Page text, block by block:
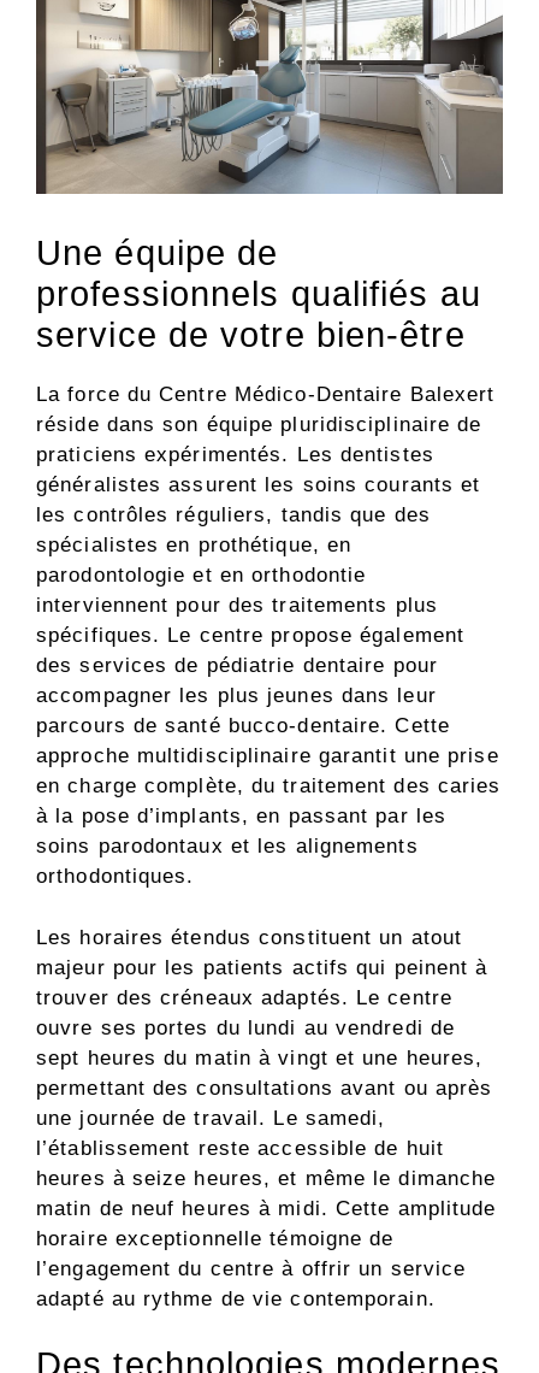
Une équipe de
professionnels qualifiés au
service de votre bien-être
La force du Centre Médico-Dentaire Balexert
réside dans son équipe pluridisciplinaire de
praticiens expérimentés. Les dentistes
généralistes assurent les soins courants et
les contrôles réguliers, tandis que des
spécialistes en prothétique, en
parodontologie et en orthodontie
interviennent pour des traitements plus
spécifiques. Le centre propose également
des services de pédiatrie dentaire pour
accompagner les plus jeunes dans leur
parcours de santé bucco-dentaire. Cette
approche multidisciplinaire garantit une prise
en charge complète, du traitement des caries
à la pose d’implants, en passant par les
soins parodontaux et les alignements
orthodontiques.
Les horaires étendus constituent un atout
majeur pour les patients actifs qui peinent à
trouver des créneaux adaptés. Le centre
ouvre ses portes du lundi au vendredi de
sept heures du matin à vingt et une heures,
permettant des consultations avant ou après
une journée de travail. Le samedi,
l’établissement reste accessible de huit
heures à seize heures, et même le dimanche
matin de neuf heures à midi. Cette amplitude
horaire exceptionnelle témoigne de
l’engagement du centre à offrir un service
adapté au rythme de vie contemporain.
Des technologies modernes